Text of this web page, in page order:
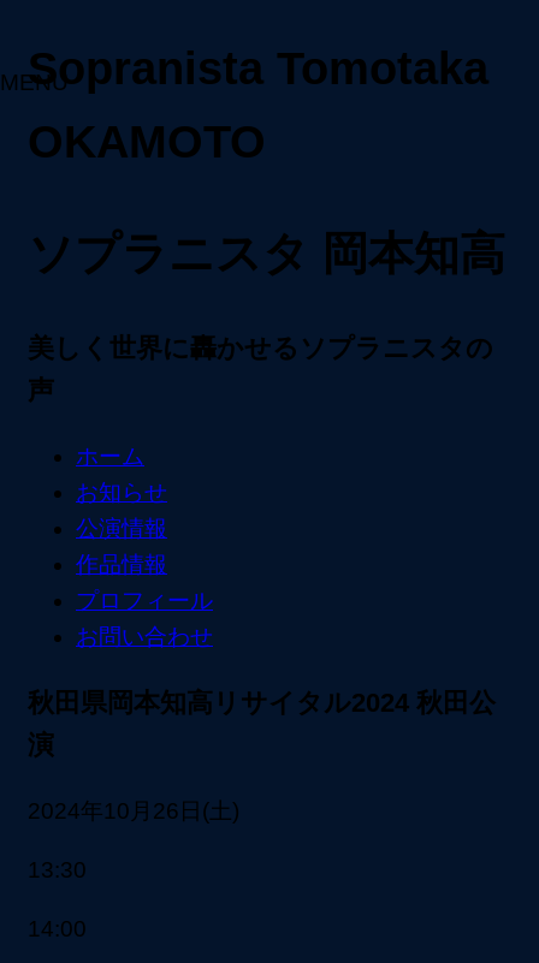
Sopranista Tomotaka
OKAMOTO
ソプラニスタ 岡本知高
美しく世界に轟かせるソプラニスタの
声
ホーム
お知らせ
公演情報
作品情報
プロフィール
お問い合わせ
秋田県 岡本知高リサイタル2024 秋田公
演
2024年10月26日(土)
13:30
14:00
MENU